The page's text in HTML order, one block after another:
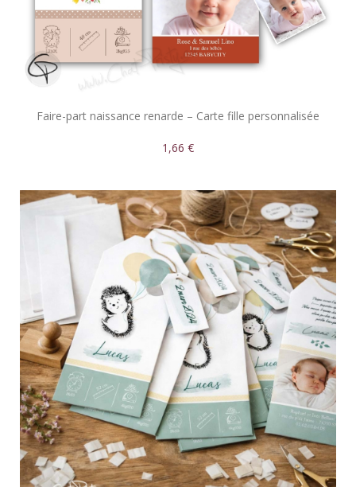
Faire-part naissance renarde – Carte fille personnalisée
1,66 €